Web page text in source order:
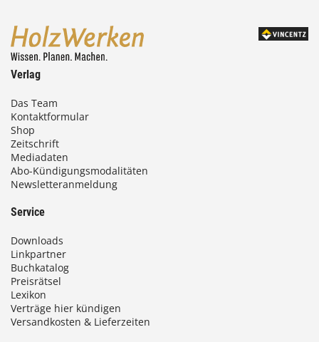
0
€
Verlag
Das Team
Kontaktformular
Shop
Zeitschrift
Mediadaten
Abo-Kündigungsmodalitäten
Newsletteranmeldung
Service
Downloads
Linkpartner
Buchkatalog
Preisrätsel
Lexikon
Verträge hier kündigen
Versandkosten & Lieferzeiten